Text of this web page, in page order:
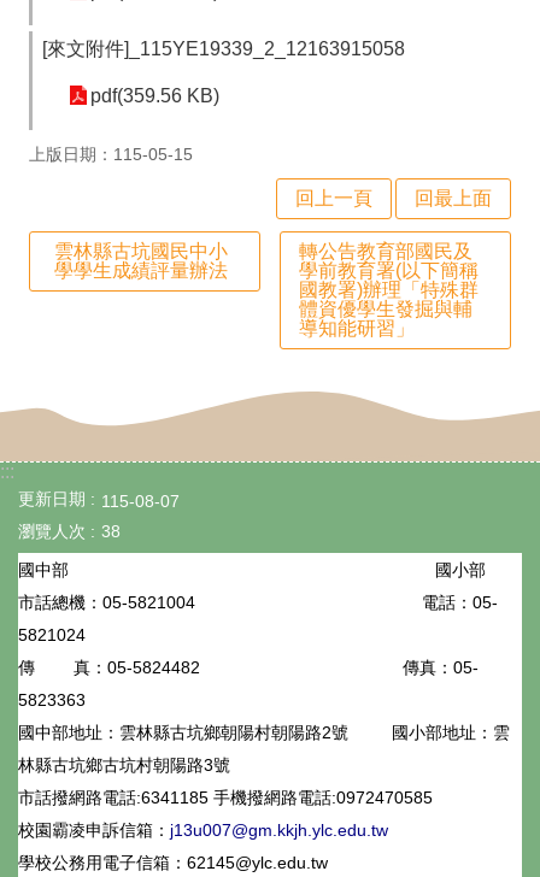
位
學
習
資
源
檔
案
下
載
課
[來文附件]_115YE19339_2_12163915058
pdf(359.56 KB)
上版日期：115-05-15
回上一頁 回最上面
雲林縣古坑國民中小
學學生成績評量辦法
轉公告教育部國民及
學前教育署(以下簡稱
國教署)辦理「特殊群
體資優學生發掘與輔
導知能研習」
:::
更新日期
115-08-07
瀏覽人次
38
國中部 國小部
市話總機： 05-5821004
電話：05-
5821024
傳 真： 05-5824482
傳真：05-
5823363
國中部地址：雲林縣古坑鄉朝陽村朝陽路2號
國小部地址：雲
林縣古坑鄉古坑村朝陽路3號
市話撥網路電話:6341185 手機撥網路電話:0972470585
校園霸凌申訴信箱： j13u007@gm.kkjh.ylc.edu.tw
學校公務用電子信箱：62145@ylc.edu.tw